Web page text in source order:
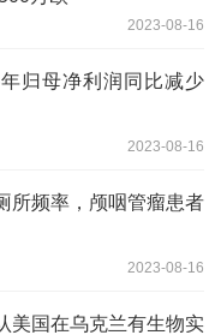
2023-08-16
归母净利润同比减少
2023-08-16
所频率，颅咽管瘤患者
2023-08-16
美国在乌克兰有生物实